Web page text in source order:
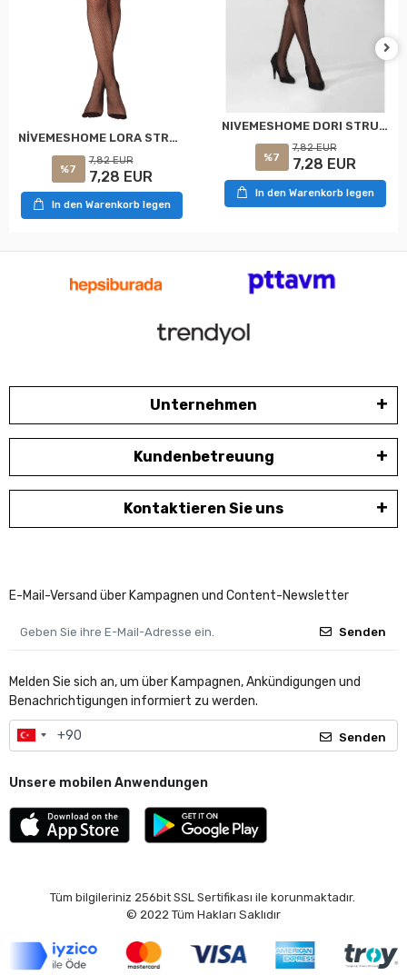
NİVEMESHOME LORA STRÜMPFE SET STANDARD SCHWARZ DAYMOD
%7
7,82 EUR
7,28 EUR
In den Warenkorb legen
NIVEMESHOME DORI STRUMPFHALTER SOCKEN STANDARD SCHWARZ DAYMOD
%7
7,82 EUR
7,28 EUR
In den Warenkorb legen
Unternehmen
Kundenbetreuung
Kontaktieren Sie uns
E-Mail-Versand über Kampagnen und Content-Newsletter
Senden
Melden Sie sich an, um über Kampagnen, Ankündigungen und
Benachrichtigungen informiert zu werden.
Senden
Unsere mobilen Anwendungen
Tüm bilgileriniz 256bit SSL Sertifikası ile korunmaktadır.
© 2022 Tüm Hakları Saklıdır